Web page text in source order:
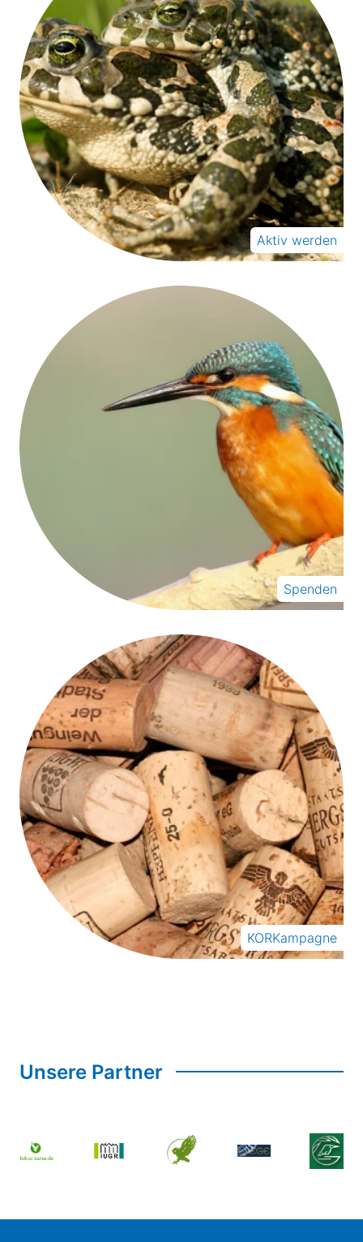
Aktiv werden
Spenden
KORKampagne
Unsere Partner